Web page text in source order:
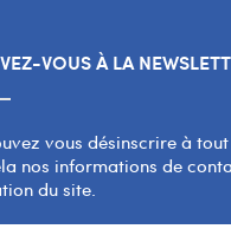
VOUS À LA
vous désinscrire à
nos informations de
du site.